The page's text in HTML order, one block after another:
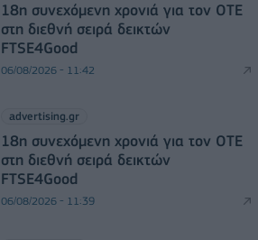
18η συνεχόμενη χρονιά για τον ΟΤΕ
στη διεθνή σειρά δεικτών
FTSE4Good
06/08/2026 - 11:42
advertising.gr
18η συνεχόμενη χρονιά για τον ΟΤΕ
στη διεθνή σειρά δεικτών
FTSE4Good
06/08/2026 - 11:39